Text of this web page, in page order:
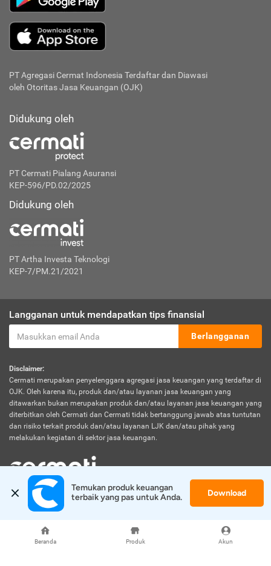
Beranda Produk Akun
PT Agregasi Cermat Indonesia Terdaftar dan Diawasi
oleh Otoritas Jasa Keuangan (OJK)
Didukung oleh
PT Cermati Pialang Asuransi
KEP-596/PD.02/2025
Didukung oleh
PT Artha Investa Teknologi
KEP-7/PM.21/2021
Langganan untuk mendapatkan tips finansial
Berlangganan
Disclaimer:
Cermati merupakan penyelenggara agregasi jasa keuangan yang terdaftar di
OJK. Oleh karena itu, produk dan/atau layanan jasa keuangan yang
ditawarkan bukan merupakan produk dan/atau layanan jasa keuangan yang
diterbitkan oleh Cermati dan Cermati tidak bertanggung jawab atas tuntutan
dan risiko terkait produk dan/atau layanan LJK dan/atau pihak yang
melakukan kegiatan di sektor jasa keuangan.
© 2026 Cermati. All Rights Reserved.
Temukan produk keuangan
terbaik yang pas untuk Anda.
Download